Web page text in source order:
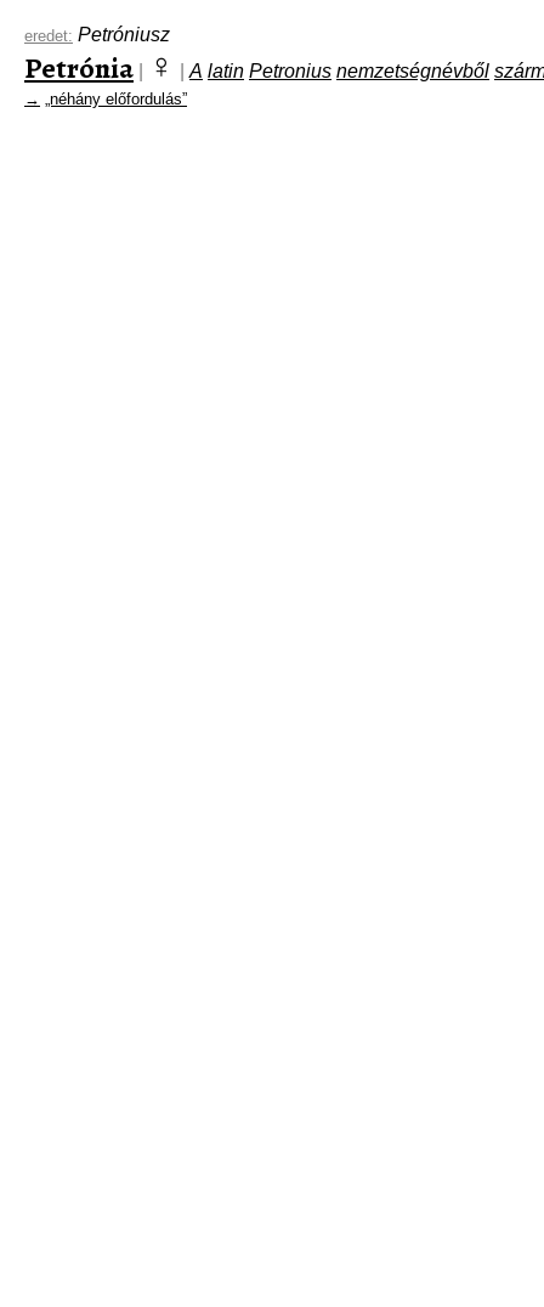
eredet: Petróniusz
Petrónia ♀ A latin Petronius nemzetségnévből
→ „néhány előfordulás”